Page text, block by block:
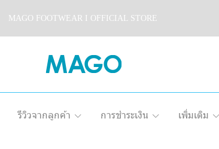
MAGO FOOTWEAR I OFFICIAL STORE
รีวิวจากลูกค้า การชำระเงิน เพิ่มเติม